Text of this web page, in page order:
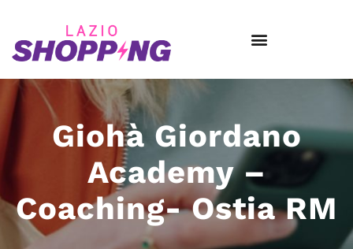
Giohà Giordano
Academy –
Coaching- Ostia RM